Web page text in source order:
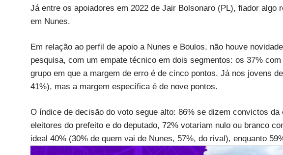
Já entre os apoiadores em 2022 de Jair Bolsonaro (PL), fiador algo
em Nunes.
Em relação ao perfil de apoio a Nunes e Boulos, não houve
pesquisa, com um empate técnico em dois segmentos: os 37%
grupo em que a margem de erro é de cinco pontos. Já nos jovens
41%), mas a margem específica é de nove pontos.
O índice de decisão do voto segue alto: 86% se dizem convictos
eleitores do prefeito e do deputado, 72% votariam nulo ou branco
ideal 40% (30% de quem vai de Nunes, 57%, do rival), enquanto